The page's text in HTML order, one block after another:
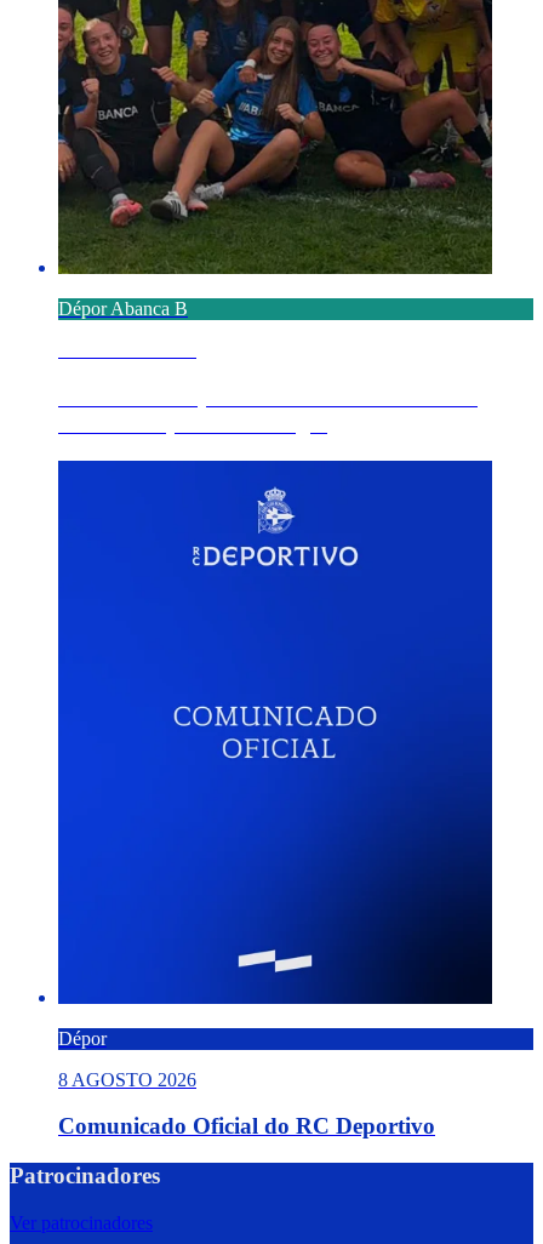
Dépor Abanca B
Dépor
8 AGOSTO 2026
Comunicado Oficial do RC Deportivo
Patrocinadores
Ver patrocinadores